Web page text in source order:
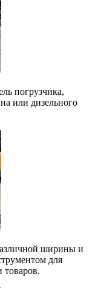
погрузчика,
или дизельного
ширины и
для
товаров.